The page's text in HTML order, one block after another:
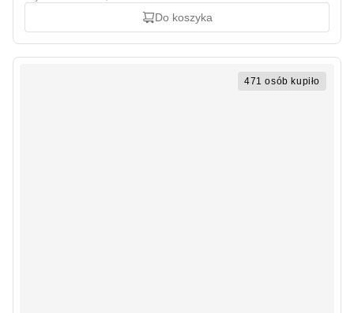
Do koszyka
471 osób kupiło